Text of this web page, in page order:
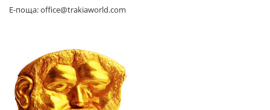
Е-поща: office@trakiaworld.com